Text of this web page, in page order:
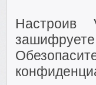
Настроив